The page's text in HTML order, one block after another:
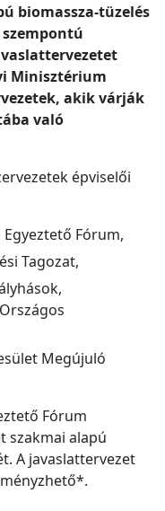
biomassza-tüzelés
Minisztérium
akik várják
való
épviselői
Fórum,
Tagozat,
Megújuló
Fórum
szakmai alapú
A javaslattervezet